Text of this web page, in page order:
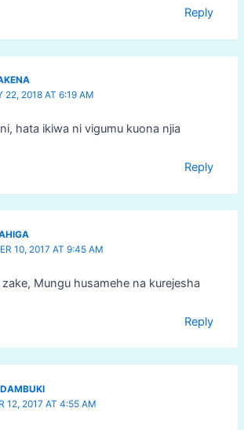
Reply
22, 2018 AT 6:19 AM
hata ikiwa ni vigumu kuona njia
Reply
10, 2017 AT 9:45 AM
Mungu husamehe na kurejesha
Reply
12, 2017 AT 4:55 AM